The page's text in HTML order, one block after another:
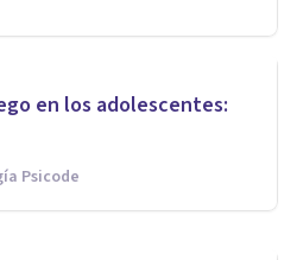
en los adolescentes:
Psicode
entender la